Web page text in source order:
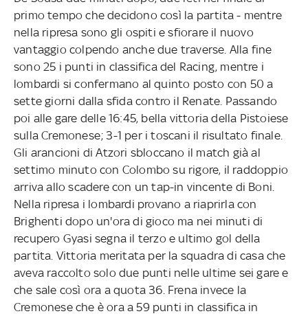
primo tempo che decidono così la partita - mentre
nella ripresa sono gli ospiti e sfiorare il nuovo
vantaggio colpendo anche due traverse. Alla fine
sono 25 i punti in classifica del Racing, mentre i
lombardi si confermano al quinto posto con 50 a
sette giorni dalla sfida contro il Renate. Passando
poi alle gare delle 16:45, bella vittoria della Pistoiese
sulla Cremonese; 3-1 per i toscani il risultato finale.
Gli arancioni di Atzori sbloccano il match già al
settimo minuto con Colombo su rigore, il raddoppio
arriva allo scadere con un tap-in vincente di Boni.
Nella ripresa i lombardi provano a riaprirla con
Brighenti dopo un'ora di gioco ma nei minuti di
recupero Gyasi segna il terzo e ultimo gol della
partita. Vittoria meritata per la squadra di casa che
aveva raccolto solo due punti nelle ultime sei gare e
che sale così ora a quota 36. Frena invece la
Cremonese che è ora a 59 punti in classifica in